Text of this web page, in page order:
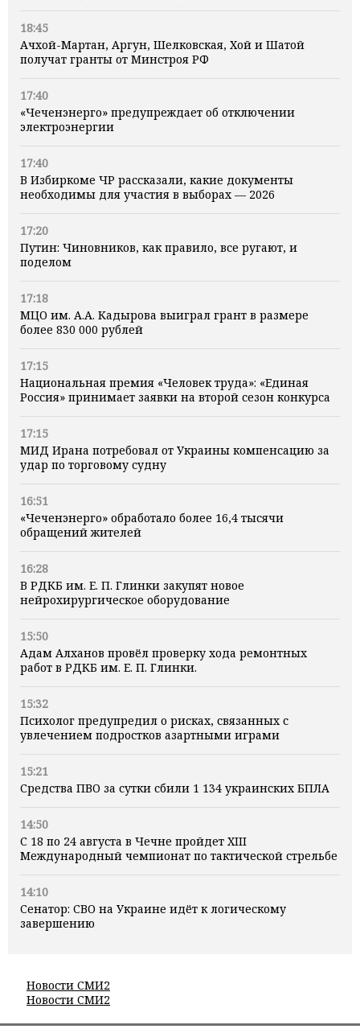
18:45
Ачхой-Мартан, Аргун, Шелковская, Хой и Шатой
получат гранты от Минстроя РФ
17:40
«Чеченэнерго» предупреждает об отключении
электроэнергии
17:40
В Избиркоме ЧР рассказали, какие документы
необходимы для участия в выборах — 2026
17:20
Путин: Чиновников, как правило, все ругают, и
поделом
17:18
МЦО им. А.А. Кадырова выиграл грант в размере
более 830 000 рублей
17:15
Национальная премия «Человек труда»: «Единая
Россия» принимает заявки на второй сезон конкурса
17:15
МИД Ирана потребовал от Украины компенсацию за
удар по торговому судну
16:51
«Чеченэнерго» обработало более 16,4 тысячи
обращений жителей
16:28
В РДКБ им. Е. П. Глинки закупят новое
нейрохирургическое оборудование
15:50
Адам Алханов провёл проверку хода ремонтных
работ в РДКБ им. Е. П. Глинки.
15:32
Психолог предупредил о рисках, связанных с
увлечением подростков азартными играми
15:21
Средства ПВО за сутки сбили 1 134 украинских БПЛА
14:50
С 18 по 24 августа в Чечне пройдет XIII
Международный чемпионат по тактической стрельбе
14:10
Сенатор: СВО на Украине идёт к логическому
завершению
Новости СМИ2
Новости СМИ2